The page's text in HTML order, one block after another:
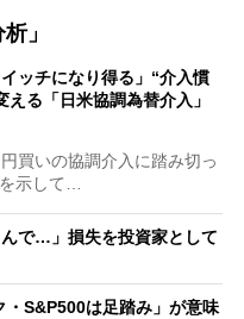
」
ッチになり得る」“介入慣
る「日米協調為替介入」
買いの協調介入に踏み切っ
示して…
んで…」損失を投資家として
・S&P500は足踏み」が意味